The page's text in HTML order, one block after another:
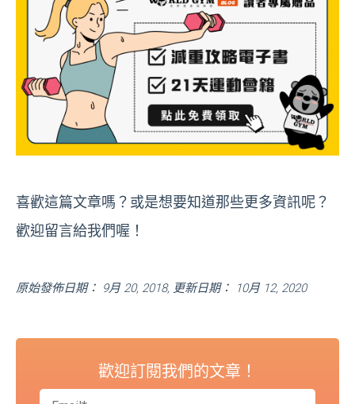
喜歡這篇文章嗎？或是想要知道那些更多資訊呢？
歡迎留言給我們喔！
原始發佈日期： 9月 20, 2018, 更新日期： 10月 12, 2020
歡迎訂閱我們的文章！